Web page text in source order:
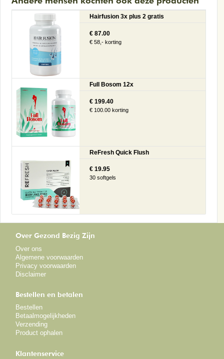
Hairfusion 3x plus 2 gratis
€ 87.00
€ 58,- korting
Full Bosom 12x
€ 199.40
€ 100.00 korting
ReFresh Quick Flush
€ 19.95
30 softgels
Over Gezond Bezig Zijn
Over ons
Algemene voorwaarden
Privacy voorwaarden
Disclaimer
Bestellen en betalen
Bestellen
Betaalmogelijkheden
Verzending
Product ophalen
Klantenservice